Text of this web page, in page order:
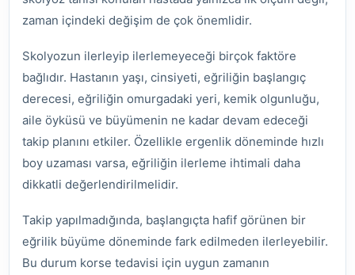
zaman içindeki değişim de çok önemlidir.
Skolyozun ilerleyip ilerlemeyeceği birçok faktöre
bağlıdır. Hastanın yaşı, cinsiyeti, eğriliğin başlangıç
derecesi, eğriliğin omurgadaki yeri, kemik olgunluğu,
aile öyküsü ve büyümenin ne kadar devam edeceği
takip planını etkiler. Özellikle ergenlik döneminde hızlı
boy uzaması varsa, eğriliğin ilerleme ihtimali daha
dikkatli değerlendirilmelidir.
Takip yapılmadığında, başlangıçta hafif görünen bir
eğrilik büyüme döneminde fark edilmeden ilerleyebilir.
Bu durum korse tedavisi için uygun zamanın